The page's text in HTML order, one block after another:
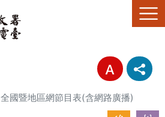
全國暨地區網節目表(含網路廣播)